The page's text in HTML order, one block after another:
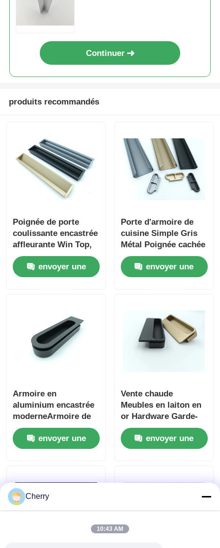
Accessoires pour profilés en aluminium
Profils de fenêtres à battants
Profilé en aluminium poli
Profiles de garniture en aluminium
Profiles d'extrusion de dissipateur de chaleur en
Continuer
produits recommandés
Poignée de porte
coulissante encastrée
affleurante Win Top,
profilé en aluminium
pour meubles,
poignée dissimulée
envoyer une
Porte d'armoire de
cuisine Simple Gris
Métal Poignée cachée
Poignée encastrée
envoyer une
Armoire en
aluminium encastrée
moderneArmoire de
garde-robe
invisibleArmoire de
porte en
envoyer une
Vente chaude
Meubles en laiton en
or Hardware Garde-
robe intégrée Manche
de cuisine en
aluminium Manche de
envoyer une
Cherry
10:43 AM